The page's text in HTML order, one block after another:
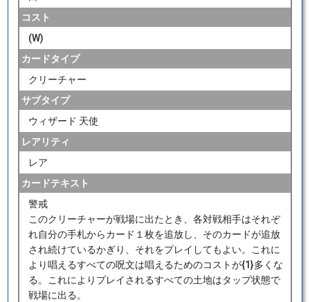
コスト
(W)
カードタイプ
クリーチャー
サブタイプ
ウィザード 天使
レアリティ
レア
カードテキスト
警戒
このクリーチャーが戦場に出たとき、各対戦相手はそれぞ
れ自分の手札からカード１枚を追放し、そのカードが追放
され続けているかぎり、それをプレイしてもよい。これに
より唱えるすべての呪文は唱えるためのコストが{1}多くな
る。これによりプレイされるすべての土地はタップ状態で
戦場に出る。